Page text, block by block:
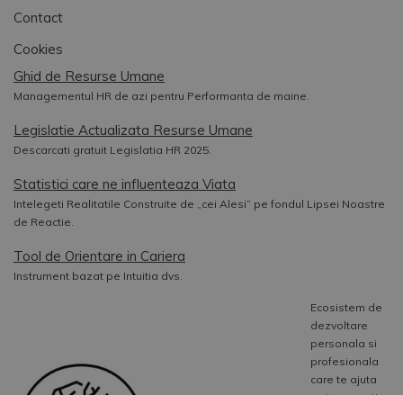
Contact
Cookies
Ghid de Resurse Umane
Managementul HR de azi pentru Performanta de maine.
Legislatie Actualizata Resurse Umane
Descarcati gratuit Legislatia HR 2025.
Statistici care ne influenteaza Viata
Intelegeti Realitatile Construite de „cei Alesi” pe fondul Lipsei Noastre
de Reactie.
Tool de Orientare in Cariera
Instrument bazat pe Intuitia dvs.
Ecosistem de
dezvoltare
personala si
profesionala
care te ajuta